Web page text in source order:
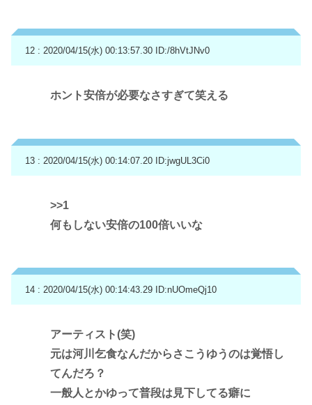
12 : 2020/04/15(水) 00:13:57.30 ID:/8hVtJNv0
ホント安倍が必要なさすぎて笑える
13 : 2020/04/15(水) 00:14:07.20 ID:jwgUL3Ci0
>>1
何もしない安倍の100倍いいな
14 : 2020/04/15(水) 00:14:43.29 ID:nUOmeQj10
アーティスト(笑)
元は河川乞食なんだからさこうゆうのは覚悟し
てんだろ？
一般人とかゆって普段は見下してる癖に